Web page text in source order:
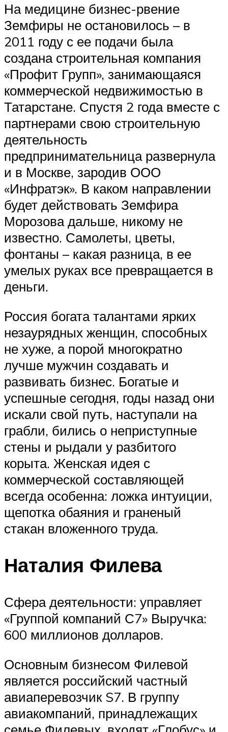
На медицине бизнес-рвение
Земфиры не остановилось – в
2011 году с ее подачи была
создана строительная компания
«Профит Групп», занимающаяся
коммерческой недвижимостью в
Татарстане. Спустя 2 года вместе с
партнерами свою строительную
деятельность
предпринимательница развернула
и в Москве, зародив ООО
«Инфратэк». В каком направлении
будет действовать Земфира
Морозова дальше, никому не
известно. Самолеты, цветы,
фонтаны – какая разница, в ее
умелых руках все превращается в
деньги.
Россия богата талантами ярких
незаурядных женщин, способных
не хуже, а порой многократно
лучше мужчин создавать и
развивать бизнес. Богатые и
успешные сегодня, годы назад они
искали свой путь, наступали на
грабли, бились о неприступные
стены и рыдали у разбитого
корыта. Женская идея с
коммерческой составляющей
всегда особенна: ложка интуиции,
щепотка обаяния и граненый
стакан вложенного труда.
Наталия Филева
Сфера деятельности: управляет
«Группой компаний С7» Выручка:
600 миллионов долларов.
Основным бизнесом Филевой
является российский частный
авиаперевозчик S7. В группу
авиакомпаний, принадлежащих